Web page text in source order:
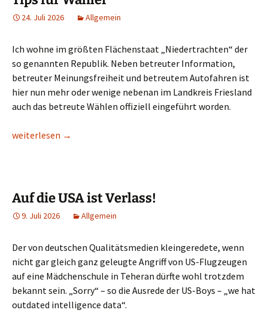
24. Juli 2026 Allgemein
Ich wohne im größten Flächenstaat „Niedertrachten“ der
so genannten Republik. Neben betreuter Information,
betreuter Meinungsfreiheit und betreutem Autofahren ist
hier nun mehr oder wenige nebenan im Landkreis Friesland
auch das betreute Wählen offiziell eingeführt worden.
Tips für Wähler
weiterlesen →
Auf die USA ist Verlass!
9. Juli 2026 Allgemein
Der von deutschen Qualitätsmedien kleingeredete, wenn
nicht gar gleich ganz geleugte Angriff von US-Flugzeugen
auf eine Mädchenschule in Teheran dürfte wohl trotzdem
bekannt sein. „Sorry“ – so die Ausrede der US-Boys – „we hat
outdated intelligence data“.